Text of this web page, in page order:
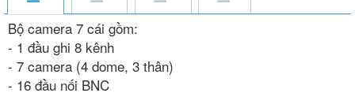
Bộ camera 7 cái gồm:
- 1 đầu ghi 8 kênh
- 7 camera (4 dome, 3 thân)
- 16 đầu nối BNC